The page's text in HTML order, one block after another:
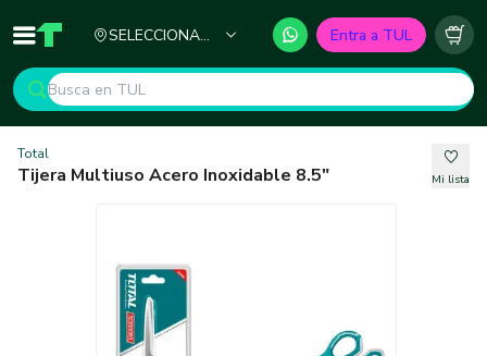
Inicio TUL - Tu Marketplace de Construcción
SELECCIONA
Entra a TUL
Total
Tijera Multiuso Acero Inoxidable 8.5" Mi lista